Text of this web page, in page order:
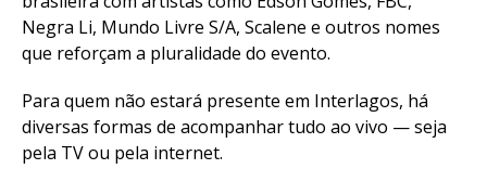
Negra Li, Mundo Livre S/A, Scalene e outros nomes
que reforçam a pluralidade do evento.
Para quem não estará presente em Interlagos, há
diversas formas de acompanhar tudo ao vivo — seja
pela TV ou pela internet.